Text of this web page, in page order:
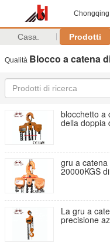
Casa. Prodotti
Qualità Blocco a catena
blocchetto a
della doppia
gru a
20000KGS
La gru a
precisione